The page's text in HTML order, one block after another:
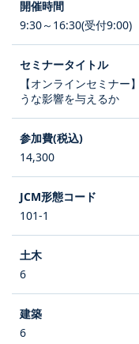
9:30～16:30(受付9:00)
【オンラインセミナ
うな影響を与えるか
14,300
101-1
6
6